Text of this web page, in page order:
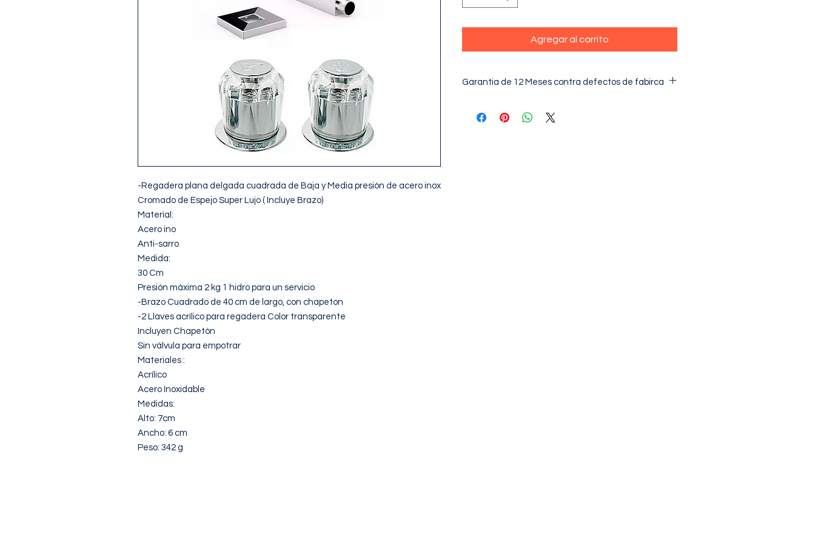
-Regadera plana delgada cuadrada de Baja y Media presión de acero inox
Cromado de Espejo Super Lujo ( Incluye Brazo)
Material:
Acero ino
Anti-sarro
Medida:
30 Cm
Presión máxima 2 kg 1 hidro para un servicio
-Brazo Cuadrado de 40 cm de largo, con chapeton
-2 Llaves acrílico para regadera Color transparente
Incluyen Chapetón
Sin válvula para empotrar
Materiales :
Acrílico
Acero Inoxidable
Medidas:
Alto: 7cm
Ancho: 6 cm
Peso: 342 g
Agregar al carrito
Garantia de 12 Meses contra defectos de fabirca